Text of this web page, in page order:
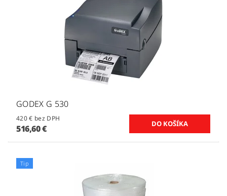
GODEX G 530
420 € bez DPH
516,60 €
Tip